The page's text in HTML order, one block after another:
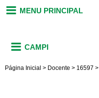
MENU PRINCIPAL
CAMPI
Página Inicial > Docente > 16597 >